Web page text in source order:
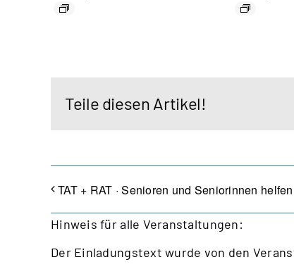
Teile diesen Artikel!
TAT + RAT · Senioren und Seniorinnen helfen
Hinweis für alle Veranstaltungen:
Der Einladungstext wurde von den